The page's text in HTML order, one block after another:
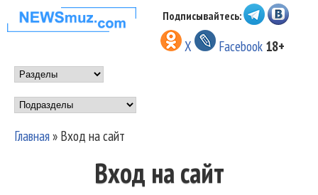
Перейти к основному
содержанию
НОВОСТИ
МУЗЫКИ И
ШОУ БИЗНЕСА
NEWSMUZ.COM
Подписывайтесь:
X Facebook 18+
Main menu
Подразделы
Вы здесь
Главная» Вход на сайт
Вход на сайт